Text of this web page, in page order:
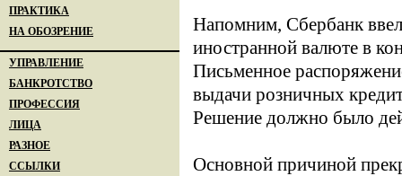
ПРАКТИКА
НА ОБОЗРЕНИЕ
УПРАВЛЕНИЕ
БАНКРОТСТВО
ПРОФЕССИЯ
ЛИЦА
РАЗНОЕ
ССЫЛКИ
Напомним, Сбербанк
иностранной валюте в
Письменное
выдачи розничных
Решение должно было
Основной причиной